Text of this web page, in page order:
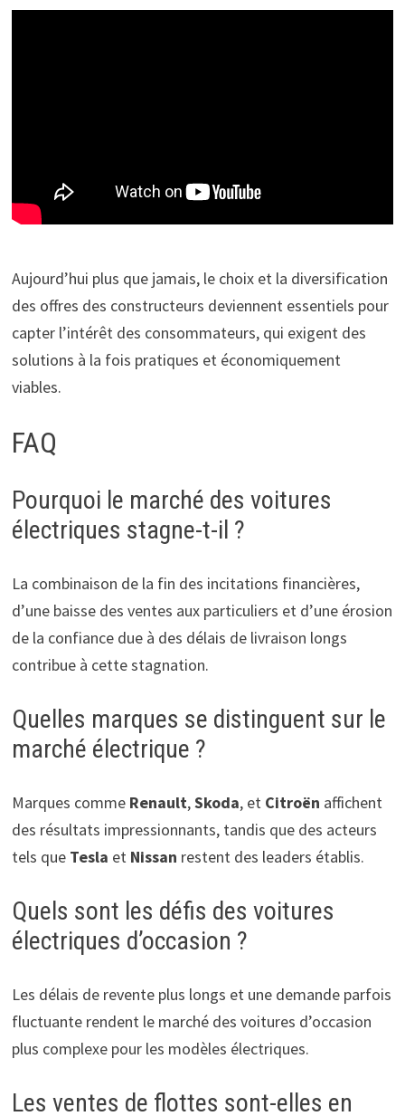
Aujourd’hui plus que jamais, le choix et la diversification
des offres des constructeurs deviennent essentiels pour
capter l’intérêt des consommateurs, qui exigent des
solutions à la fois pratiques et économiquement
viables.
FAQ
Pourquoi le marché des voitures
électriques stagne-t-il ?
La combinaison de la fin des incitations financières,
d’une baisse des ventes aux particuliers et d’une érosion
de la confiance due à des délais de livraison longs
contribue à cette stagnation.
Quelles marques se distinguent sur le
marché électrique ?
Marques comme Renault,Skoda, et Citroën affichent
des résultats impressionnants, tandis que des acteurs
tels que Tesla et Nissan restent des leaders établis.
Quels sont les défis des voitures
électriques d’occasion ?
Les délais de revente plus longs et une demande parfois
fluctuante rendent le marché des voitures d’occasion
plus complexe pour les modèles électriques.
Les ventes de flottes sont-elles en